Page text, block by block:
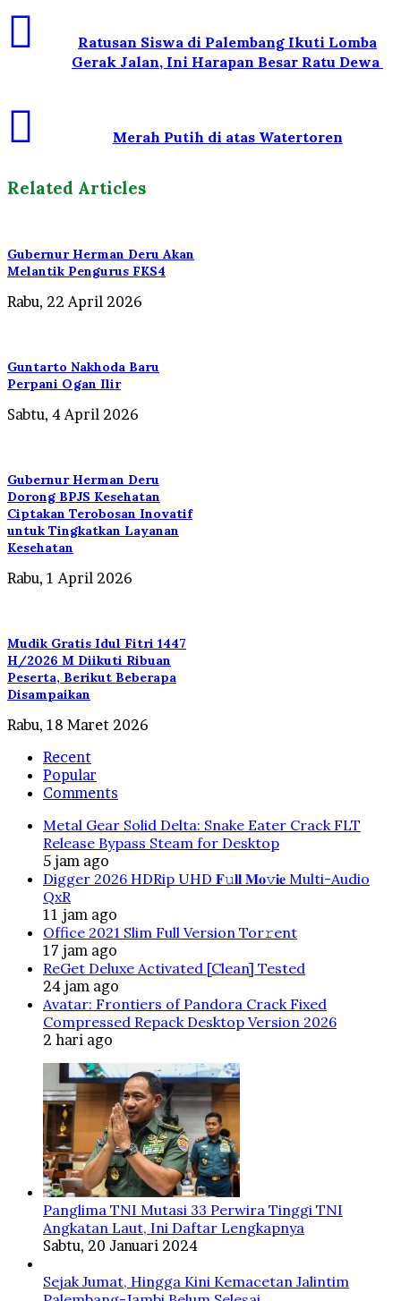
Ratusan Siswa di Palembang Ikuti Lomba
Gerak Jalan, Ini Harapan Besar Ratu Dewa
Merah Putih di atas Watertoren
Related Articles
Gubernur Herman Deru Akan
Melantik Pengurus FKS4
Rabu, 22 April 2026
Guntarto Nakhoda Baru
Perpani Ogan Ilir
Sabtu, 4 April 2026
Gubernur Herman Deru
Dorong BPJS Kesehatan
Ciptakan Terobosan Inovatif
untuk Tingkatkan Layanan
Kesehatan
Rabu, 1 April 2026
Mudik Gratis Idul Fitri 1447
H/2026 M Diikuti Ribuan
Peserta, Berikut Beberapa
Disampaikan
Rabu, 18 Maret 2026
Recent
Popular
Comments
Metal Gear Solid Delta: Snake Eater Crack FLT
Release Bypass Steam for Desktop
5 jam ago
Digger 2026 HDRip UHD 𝐅𝚞𝐥𝐥 𝐌𝐨𝚟𝐢𝐞 Multi-Audio
QxR
11 jam ago
Office 2021 Slim Full Version Tor𝚛ent
17 jam ago
ReGet Deluxe Activated [Clean] Tested
24 jam ago
Avatar: Frontiers of Pandora Crack Fixed
Compressed Repack Desktop Version 2026
2 hari ago
Panglima TNI Mutasi 33 Perwira Tinggi TNI
Angkatan Laut, Ini Daftar Lengkapnya
Sabtu, 20 Januari 2024
Sejak Jumat, Hingga Kini Kemacetan Jalintim